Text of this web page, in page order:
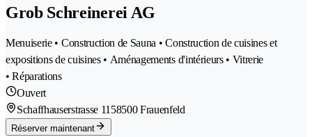
Grob Schreinerei AG
Menuiserie • Construction de Sauna • Construction de cuisines et
expositions de cuisines • Aménagements d'intérieurs • Vitrerie
• Réparations
Ouvert
Schaffhauserstrasse 1158500 Frauenfeld
Réserver maintenant